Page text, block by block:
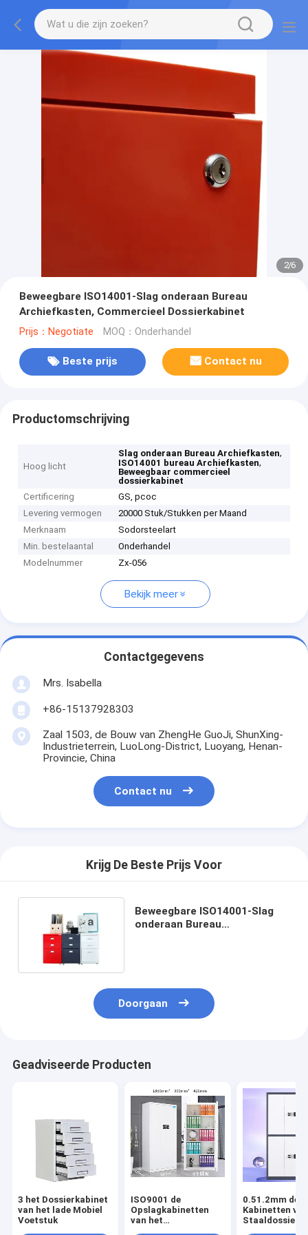
2/6
Beweegbare ISO14001-Slag onderaan Bureau
Archiefkasten, Commercieel Dossierkabinet
Prijs：Negotiate MOQ：Onderhandel
Beste prijs Contact nu
Productomschrijving
Hoog licht
Slag onderaan Bureau Archiefkasten,
ISO14001 bureau Archiefkasten,
Beweegbaar commercieel
dossierkabinet
Certificering
GS, pcoc
Levering vermogen
20000 Stuk/Stukken per Maand
Merknaam
Sodorsteelart
Min. bestelaantal
Onderhandel
Modelnummer
Zx-056
Bekijk meer
Contactgegevens
Mrs. Isabella
+86-15137928303
Zaal 1503, de Bouw van ZhengHe GuoJi, ShunXing-
Industrieterrein, LuoLong-District, Luoyang, Henan-
Provincie, China
Contact nu
Krijg De Beste Prijs Voor
Beweegbare ISO14001-Slag
onderaan Bureau
Doorgaan
Geadviseerde Producten
3 het Dossierkabinet
van het lade Mobiel
Voetstuk
ISO9001 de
Opslagkabinetten
van het
0.51.2mm de
Kabinetten
Staaldossier